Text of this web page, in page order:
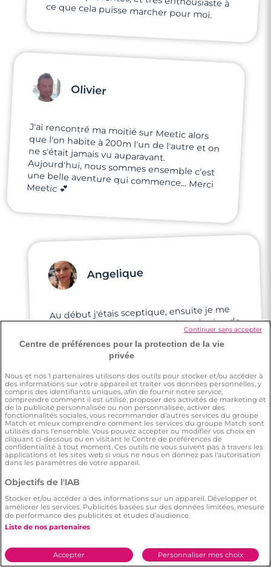
3 minutes
Rencontre à Istres
4 minutes
Rencontre à Arles
ce que cela puisse marcher pour moi.
Olivier
J'ai rencontré ma moitié sur Meetic alors
que l'on habite à 200m l'un de l'autre et on
ne s'était jamais vu auparavant.
Aujourd'hui, nous sommes ensemble c'est
une belle aventure qui commence... Merci
Meetic 💕
Angelique
Au début j'étais sceptique, ensuite je me
suis dit go, et là j'ai rencontré quelqu'un de
bien
Julie
J'avais envie de me lancer dans la
recherche d'une belle personne. J'ai de
bons retours de mes amis sur les sites mais
j'ai de très mauvaises expériences sur
d'autres sites. Je voulais tester Meetic,
comme une dernière chance aux
rencontres en ligne.
Centre de préférences pour la protection de la vie
privée
Nous et nos 1 partenaires utilisons des outils pour stocker et/ou accéder à
des informations sur votre appareil et traiter vos données personnelles, y
compris des identifiants uniques, afin de fournir notre service,
comprendre comment il est utilisé, proposer des activités de marketing et
de la publicité personnalisée ou non personnalisée, activer des
fonctionnalités sociales, vous recommander d'autres services du groupe
Match et mieux comprendre comment les services du groupe Match sont
utilisés dans l'ensemble. Vous pouvez accepter ou modifier vos choix en
cliquant ci-dessous ou en visitant le Centre de préférences de
confidentialité à tout moment. Ces outils ne vous suivent pas à travers les
applications et les sites web si vous ne nous en donnez pas l'autorisation
dans les paramètres de votre appareil.
Objectifs de l'IAB
Stocker et/ou accéder à des informations sur un appareil. Développer et
améliorer les services. Publicités basées sur des données limitées, mesure
de performance des publicités et études d’audience.
Liste de nos partenaires
Personnaliser mes choix
Accepter
Continuer sans accepter